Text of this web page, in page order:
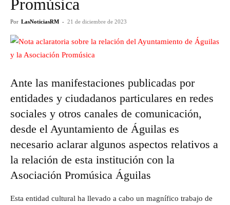
Promúsica
Por LasNoticiasRM - 21 de diciembre de 2023
Ante las manifestaciones publicadas por
entidades y ciudadanos particulares en redes
sociales y otros canales de comunicación,
desde el Ayuntamiento de Águilas es
necesario aclarar algunos aspectos relativos a
la relación de esta institución con la
Asociación Promúsica Águilas
Esta entidad cultural ha llevado a cabo un magnífico trabajo de